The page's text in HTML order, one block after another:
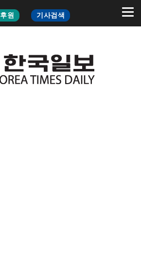
후원 기사검색